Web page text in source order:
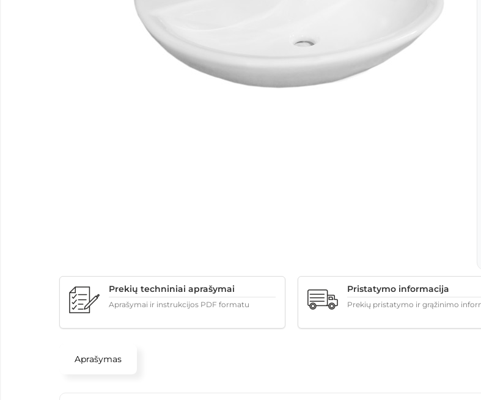
Prekių techniniai aprašymai
Aprašymai ir instrukcijos PDF formatu
Pristatymo informacija
Prekių pristatymo ir grąžinimo
Aprašymas